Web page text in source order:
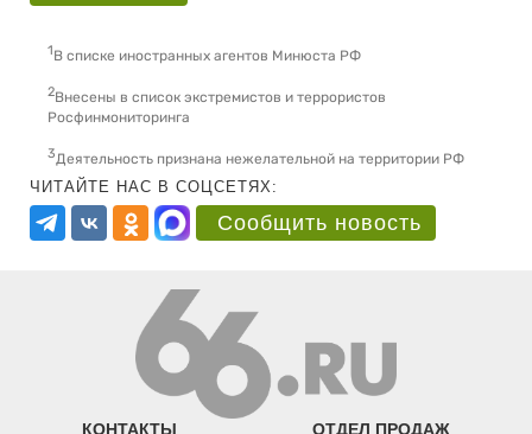
1В списке иностранных агентов Минюста РФ
2Внесены в список экстремистов и террористов
Росфинмониторинга
3Деятельность признана нежелательной на территории РФ
ЧИТАЙТЕ НАС В СОЦСЕТЯХ:
Сообщить новость
КОНТАКТЫ ОТДЕЛ ПРОДАЖ